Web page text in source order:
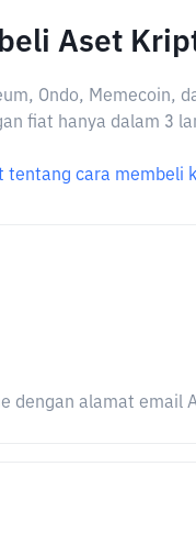
Aset
Ondo, Memecoin,
fiat hanya dalam 3
tentang cara membeli
dengan alamat email